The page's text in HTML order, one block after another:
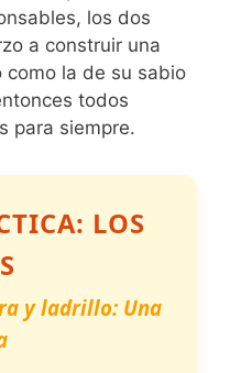
los dos
a construir una
como la de su sabio
todos
para siempre.
LOS
y ladrillo: Una